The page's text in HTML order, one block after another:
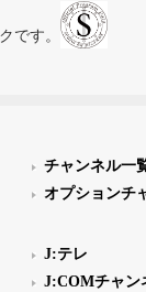
です。
チャンネル一
オプションチ
J:テレ
J:COMチャン